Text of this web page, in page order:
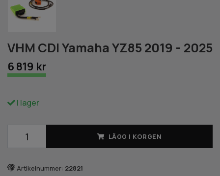
VHM CDI Yamaha YZ85 2019 - 2025
6 819 kr
I lager
LÄGG I KORGEN
Artikelnummer: 22821